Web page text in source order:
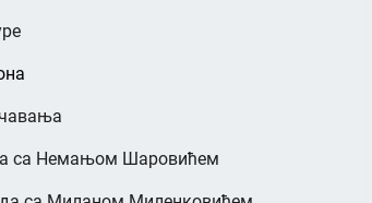
са Немањом Шаровићем